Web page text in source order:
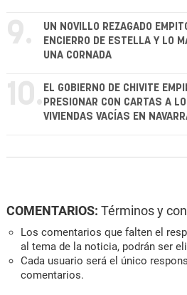
9.
UN NOVILLO REZAGADO
ENCIERRO DE ESTELLA Y LO
UNA CORNADA
10. EL GOBIERNO DE CHIVITE
PRESIONAR CON CARTAS A
VIVIENDAS VACÍAS EN
COMENTARIOS: Términos y
Los comentarios que falten el
al tema de la noticia, podrán ser
Cada usuario será el único
comentarios.